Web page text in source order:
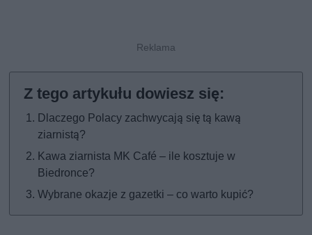
Dlaczego Polacy zachwycają się tą kawą
ziarnistą?
Kawa ziarnista MK Café – ile kosztuje w
Biedronce?
Wybrane okazje z gazetki – co warto kupić?